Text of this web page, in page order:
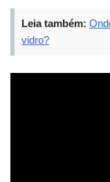
Leia também:
vidro?